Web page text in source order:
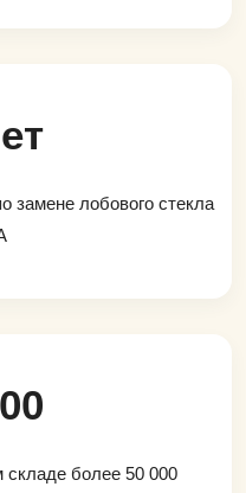
замене лобового стекла
складе более 50 000